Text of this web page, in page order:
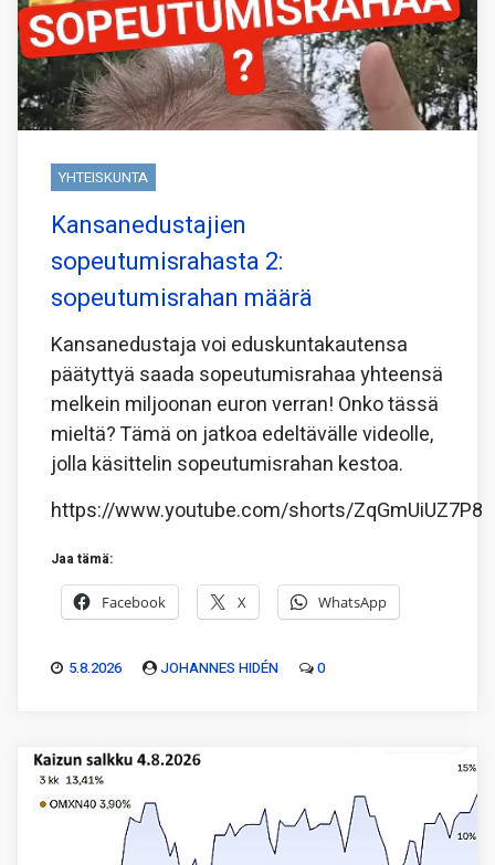
YHTEISKUNTA
Kansanedustajien
sopeutumisrahasta 2:
sopeutumisrahan määrä
Kansanedustaja voi eduskuntakautensa
päätyttyä saada sopeutumisrahaa yhteensä
melkein miljoonan euron verran! Onko tässä
mieltä? Tämä on jatkoa edeltävälle videolle,
jolla käsittelin sopeutumisrahan kestoa.
https://www.youtube.com/shorts/ZqGmUiUZ7P8
Jaa tämä:
Facebook X WhatsApp
5.8.2026 JOHANNES HIDÉN 0